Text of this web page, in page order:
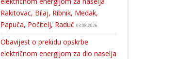
Rakitovac, Bilaj, Ribnik, Medak,
Papuča, Počitelj, Raduč 03.08.2026
Obavijest o prekidu opskrbe
električnom energijom za dio naselja